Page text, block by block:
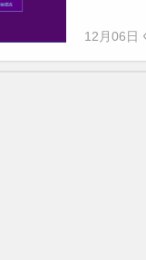
12月06日